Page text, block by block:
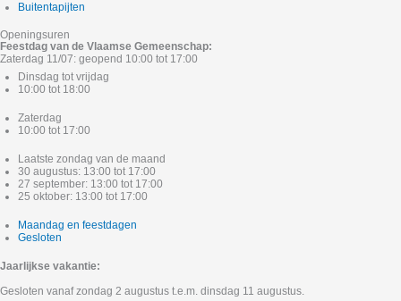
Buitentapijten
Openingsuren
Feestdag van de Vlaamse Gemeenschap:
Zaterdag 11/07: geopend 10:00 tot 17:00
Dinsdag tot vrijdag
10:00 tot 18:00
Zaterdag
10:00 tot 17:00
Laatste zondag van de maand
30 augustus: 13:00 tot 17:00
27 september: 13:00 tot 17:00
25 oktober: 13:00 tot 17:00
Maandag en feestdagen
Gesloten
Jaarlijkse vakantie:
Gesloten vanaf zondag 2 augustus t.e.m. dinsdag 11 augustus.